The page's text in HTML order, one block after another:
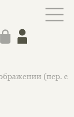
(пер. с